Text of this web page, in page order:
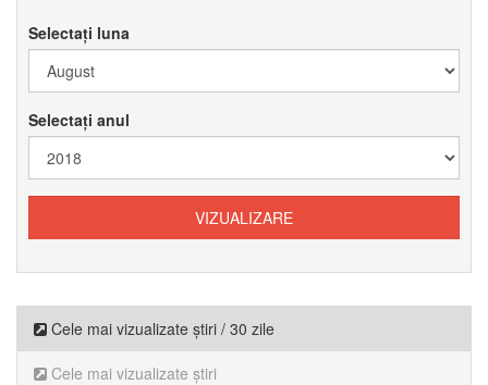
Selectați luna
Selectați anul
Cele mai vizualizate știri / 30 zile
Cele mai vizualizate știri